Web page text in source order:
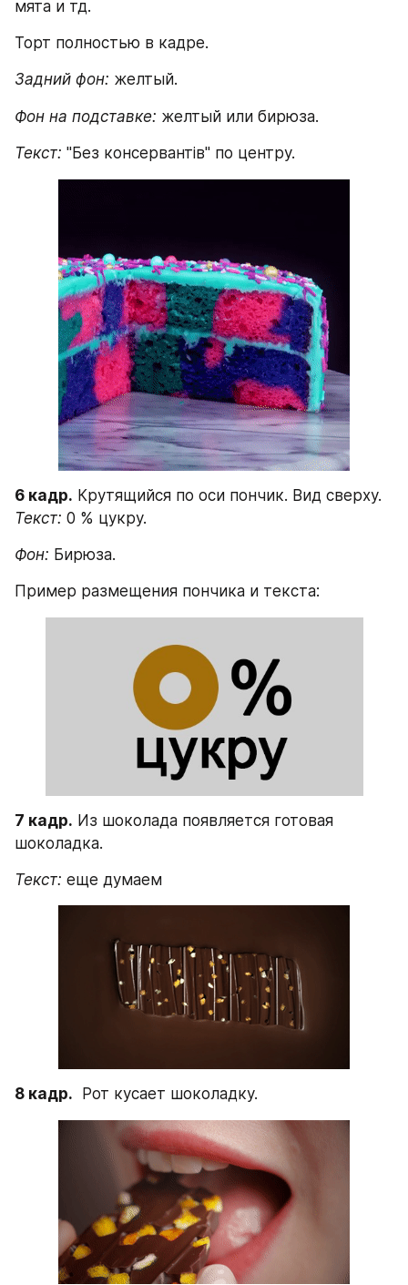
мята и тд.
Торт полностью в кадре.
Задний фон: желтый.
Фон на подставке: желтый или бирюза.
Текст: "Без консервантів" по центру.
6 кадр. Крутящийся по оси пончик. Вид сверху.
Текст: 0 % цукру.
Фон: Бирюза.
Пример размещения пончика и текста:
7 кадр. Из шоколада появляется готовая
шоколадка.
Текст: еще думаем
8 кадр.
  Рот кусает шоколадку.